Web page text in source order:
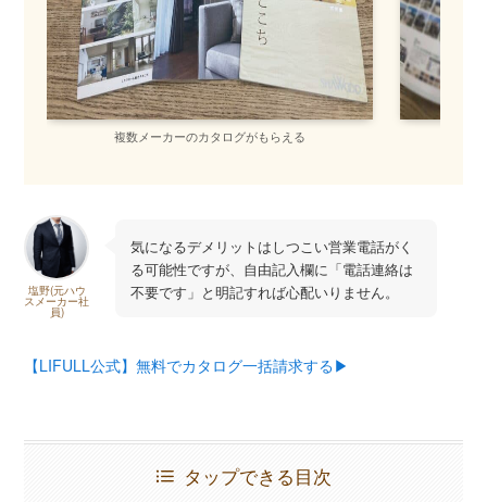
複数メーカーのカタログがもらえる
塩野(元ハウ
スメーカー社
員)
気になるデメリットはしつこい営業電話がく
る可能性ですが、自由記入欄に「電話連絡は
不要です」と明記すれば心配いりません。
【LIFULL公式】無料でカタログ一括請求する▶︎
タップできる目次